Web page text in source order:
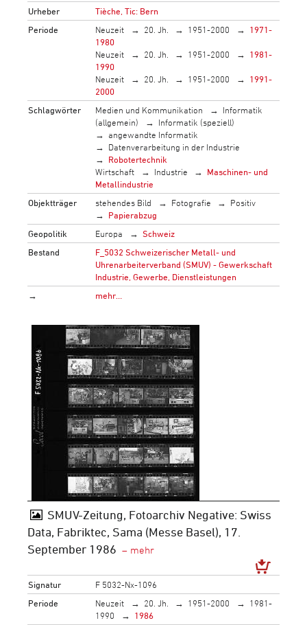
Urheber
Tièche, Tic: Bern
Periode
Neuzeit 20. Jh. 1951-2000
1971-
1980
Neuzeit
20. Jh. 1951-2000
1981-
1990
Neuzeit
20. Jh. 1951-2000
1991-
2000
Schlagwörter
Medien und Kommunikation
Informatik
(allgemein)
Informatik (speziell)
angewandte Informatik
Datenverarbeitung in der Industrie
Robotertechnik
Wirtschaft
Industrie
Maschinen- und
Metallindustrie
Objektträger
stehendes Bild Fotografie
Positiv
Papierabzug
Geopolitik
Europa
Schweiz
Bestand
F_5032 Schweizerischer Metall- und
Uhrenarbeiterverband (SMUV) - Gewerkschaft
Industrie, Gewerbe, Dienstleistungen
→
mehr…
SMUV-Zeitung, Fotoarchiv Negative: Swiss
Data, Fabriktec, Sama (Messe Basel), 17.
September 1986
Signatur
F 5032-Nx-1096
Periode
Neuzeit 20. Jh. 1951-2000
1981-
1990
1986